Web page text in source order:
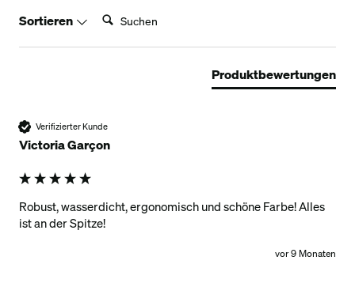
Sortieren Suchen:
Produktbewertungen
Verifizierter Kunde
Victoria Garçon
Robust, wasserdicht, ergonomisch und schöne Farbe! Alles
ist an der Spitze!
vor 9 Monaten